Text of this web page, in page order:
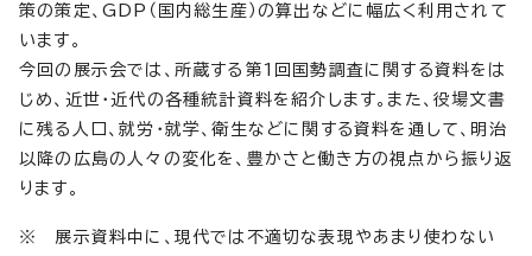
策の策定、GDP（国内総生産）の算出などに幅広く利用されて
います。
今回の展示会では、所蔵する第1回国勢調査に関する資料をは
じめ、近世・近代の各種統計資料を紹介します。また、役場文書
に残る人口、就労・就学、衛生などに関する資料を通して、明治
以降の広島の人々の変化を、豊かさと働き方の視点から振り返
ります。
※ 展示資料中に、現代では不適切な表現やあまり使わない